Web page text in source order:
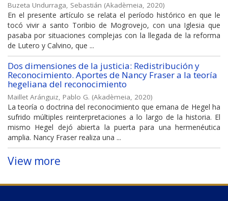
Buzeta Undurraga, Sebastián (Akadèmeia, 2020)
En el presente artículo se relata el período histórico en que le
tocó vivir a santo Toribio de Mogrovejo, con una Iglesia que
pasaba por situaciones complejas con la llegada de la reforma
de Lutero y Calvino, que ...
Dos dimensiones de la justicia: Redistribución y
Reconocimiento. Aportes de Nancy Fraser a la teoría
hegeliana del reconocimiento
Maillet Aránguiz, Pablo G. (Akadèmeia, 2020)
La teoría o doctrina del reconocimiento que emana de Hegel ha
sufrido múltiples reinterpretaciones a lo largo de la historia. El
mismo Hegel dejó abierta la puerta para una hermenéutica
amplia. Nancy Fraser realiza una ...
View more